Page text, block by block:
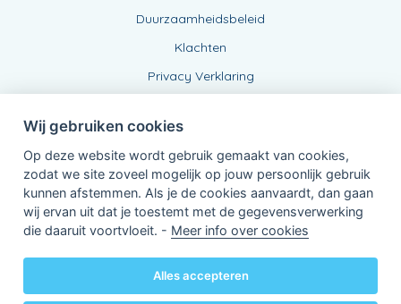
Duurzaamheidsbeleid
Klachten
Privacy Verklaring
Verbonden Agent, BE0432885957
van KBC Verzekeringen nv
3000 Leuven - Belgie
BTW BE 0403.552.563 - RPR Leuven
Powered byKBC-Agent(versie 3.21.0)
Wij gebruiken cookies
Op deze website wordt gebruik gemaakt van cookies,
zodat we site zoveel mogelijk op jouw persoonlijk gebruik
kunnen afstemmen. Als je de cookies aanvaardt, dan gaan
wij ervan uit dat je toestemt met de gegevensverwerking
die daaruit voortvloeit. - Meer info over cookies
Alles accepteren